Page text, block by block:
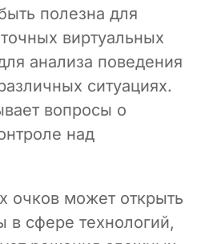
полезна для
виртуальных
анализа поведения
ситуациях.
вопросы о
над
очков может открыть
в сфере технологий,